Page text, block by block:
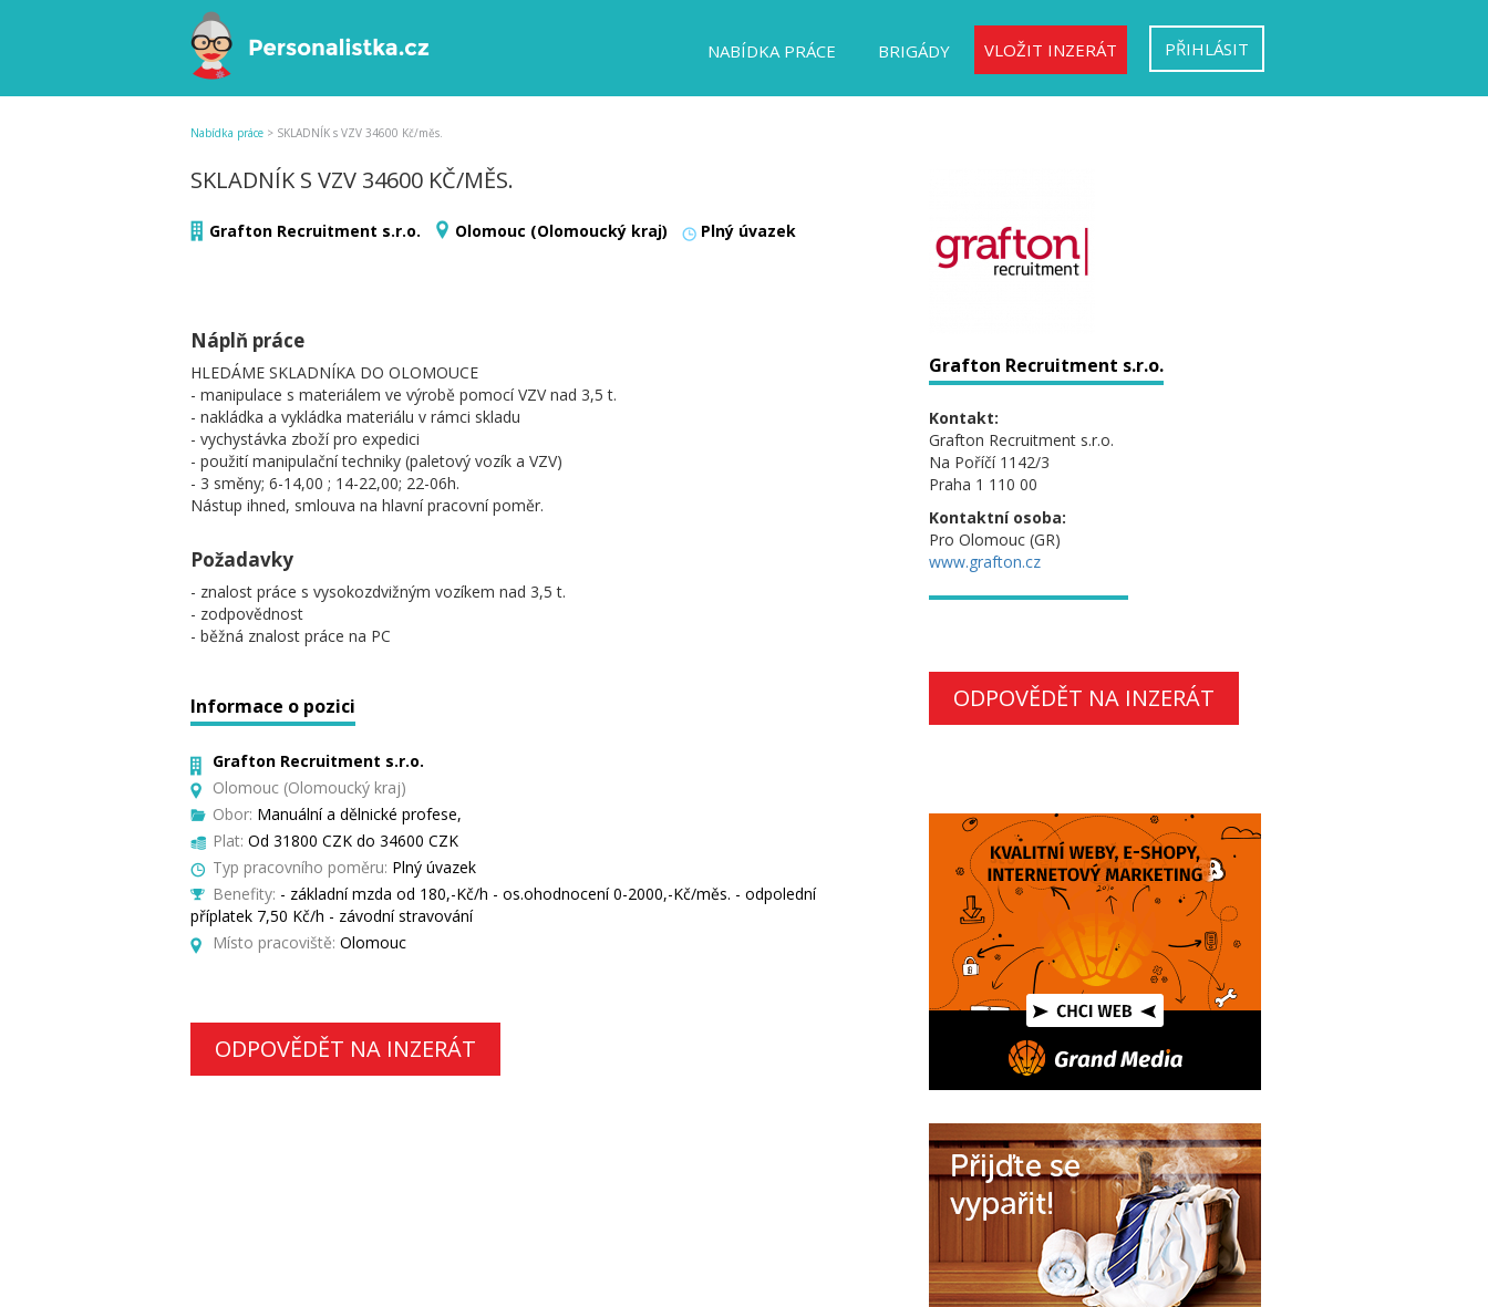
NABÍDKA PRÁCE BRIGÁDY VLOŽIT INZERÁT PŘIHLÁSIT
Nabídka práce > SKLADNÍK s VZV 34600 Kč/měs.
SKLADNÍK S VZV 34600 KČ/MĚS.
Grafton Recruitment s.r.o. Olomouc (Olomoucký kraj) Plný úvazek
Náplň práce
HLEDÁME SKLADNÍKA DO OLOMOUCE
- manipulace s materiálem ve výrobě pomocí VZV nad 3,5 t.
- nakládka a vykládka materiálu v rámci skladu
- vychystávka zboží pro expedici
- použití manipulační techniky (paletový vozík a VZV)
- 3 směny; 6-14,00 ; 14-22,00; 22-06h.
Nástup ihned, smlouva na hlavní pracovní poměr.
Požadavky
- znalost práce s vysokozdvižným vozíkem nad 3,5 t.
- zodpovědnost
- běžná znalost práce na PC
Informace o pozici
Grafton Recruitment s.r.o.
Olomouc (Olomoucký kraj)
Obor: Manuální a dělnické profese,
Plat: Od 31800 CZK do 34600 CZK
Typ pracovního poměru: Plný úvazek
Benefity: - základní mzda od 180,-Kč/h - os.ohodnocení 0-2000,-Kč/měs. - odpolední
příplatek 7,50 Kč/h - závodní stravování
Místo pracoviště: Olomouc
ODPOVĚDĚT NA INZERÁT
Grafton Recruitment s.r.o.
Kontakt:
Grafton Recruitment s.r.o.
Na Poříčí 1142/3
Praha 1 110 00
Kontaktní osoba:
Pro Olomouc (GR)
www.grafton.cz
ODPOVĚDĚT NA INZERÁT